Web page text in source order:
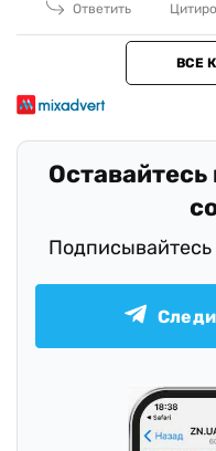
Ответить
ВСЕ
Подписывайтесь